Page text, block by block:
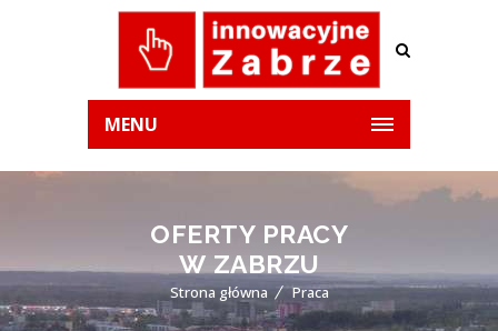
MENU
OFERTY PRACY
W ZABRZU
Strona główna Praca